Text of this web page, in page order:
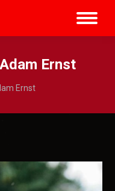
Adam Ernst
Ernst